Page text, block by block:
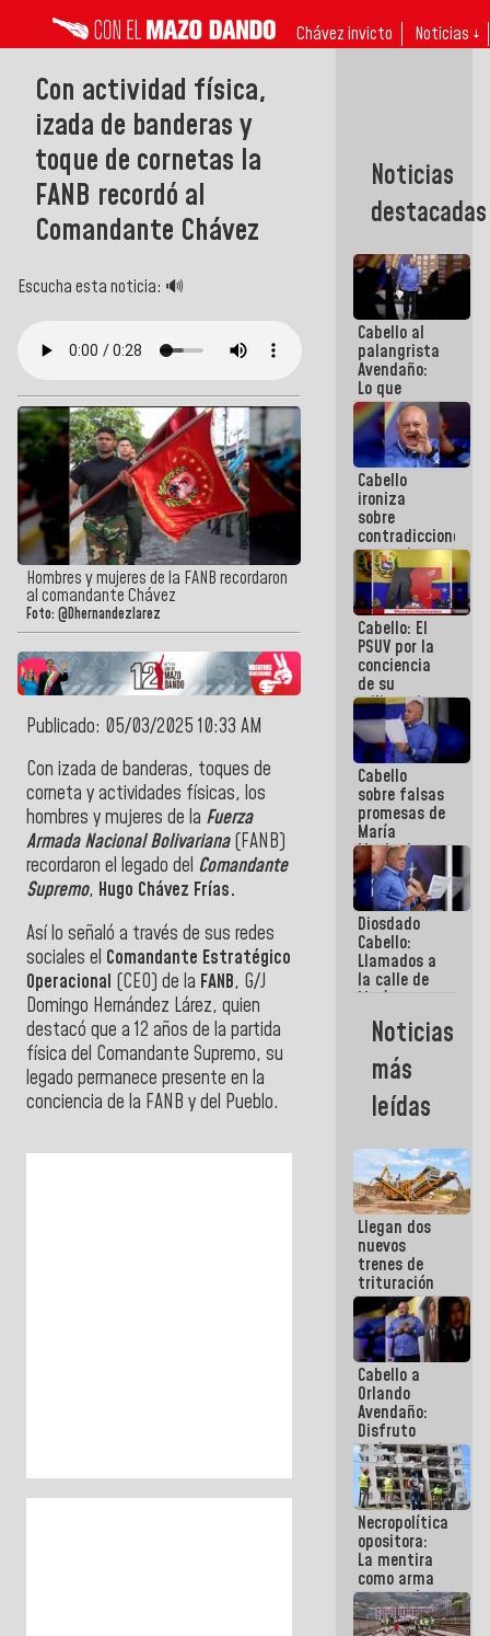
Chávez invicto Noticias ↓
Con actividad física,
izada de banderas y
toque de cornetas la
FANB recordó al
Comandante Chávez
Escucha esta noticia: 🔊
Hombres y mujeres de la FANB recordaron
al comandante Chávez
Foto: @Dhernandezlarez
Publicado: 05/03/2025 10:33 AM
Con izada de banderas, toques de
corneta y actividades físicas, los
hombres y mujeres de la Fuerza
Armada Nacional Bolivariana(FANB)
recordaron el legado del Comandante
Supremo, Hugo Chávez Frías.
Así lo señaló a través de sus redes
sociales el Comandante Estratégico
Operacional (CEO) de la FANB, G/J
Domingo Hernández Lárez, quien
destacó que a 12 años de la partida
física del Comandante Supremo, su
legado permanece presente en la
conciencia de la FANB y del Pueblo.
Noticias
destacadas
Cabello al
palangrista
Avendaño:
Lo que
vayas a
escribir
hazlo hoy
por que no
sabemos si
la semana
que viene
hay
programa
Cabello
ironiza
sobre
contradicciones
y mentiras
de María
Machado:
¡Créanle!
Cabello: El
PSUV por la
conciencia
de su
militancia
es la
organización
política más
sólida de
Venezuela
Cabello
sobre falsas
promesas de
María
Machado:
¿Quién le
puede creer?
¿Y la gente
que ella iba
a salvar en
La Guaira?
Diosdado
Cabello:
Llamados a
la calle de
María
Machado se
estrellaron
de frente
contra el
Pueblo
Noticias
más
leídas
Llegan dos
nuevos
trenes de
trituración
para
optimizar
manejo de
escombros
en La Guaira
Cabello a
Orlando
Avendaño:
Disfruto
cada vez
que escribes
porque lo
que haces
es
embarrarla
Necropolítica
opositora:
La mentira
como arma
contra el
Pueblo